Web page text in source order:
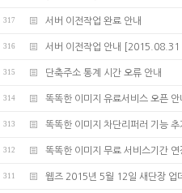
317 서버 이전작업 완료 안내
316 서버 이전작업 안내
315 단축주소 통계 시간 오류 안내
314 똑똑한 이미지 유료서비스 오픈 안
313 똑똑한 이미지 차단리퍼러 기능 추
312 똑똑한 이미지 무료 서비스기간 연
311 웹즈 2015년 5월 12일 새단장 업